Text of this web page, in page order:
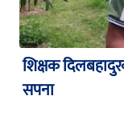
शिक्षक
सपना